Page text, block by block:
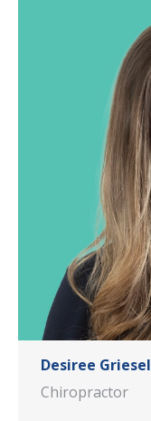
Desiree Griesel
Chiropractor